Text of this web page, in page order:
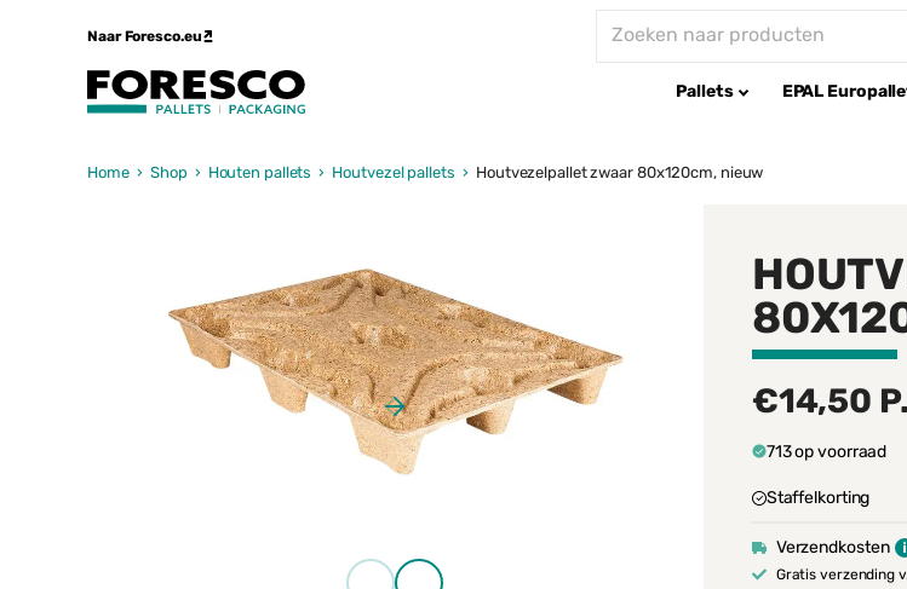
Naar Foresco.eu
Pallets EPAL
Home › Shop › Houten pallets › Houtvezel pallets › Houtvezelpallet zwaar 80x120cm, nieuw
€14,50
713 op voorraad
Staffelkorting
Verzendkosten
Gratis verzending